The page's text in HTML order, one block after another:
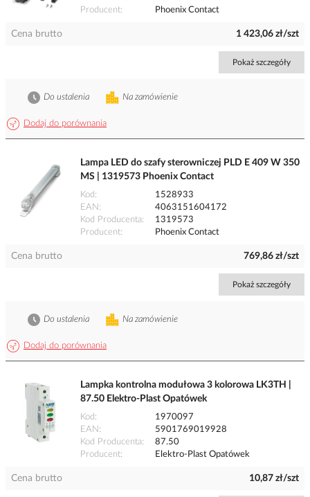
Producent
Phoenix Contact
Cena brutto 1 423,06 zł/szt
Pokaż szczegóły
Dodaj do porównania
Na zamówienie
Do ustalenia
Lampa LED do szafy sterowniczej PLD E 409 W 350
MS | 1319573 Phoenix Contact
Kod
1528933
EAN
4063151604172
Kod Producenta
1319573
Producent
Phoenix Contact
Cena brutto 769,86 zł/szt
Pokaż szczegóły
Dodaj do porównania
Na zamówienie
Do ustalenia
Lampka kontrolna modułowa 3 kolorowa LK3TH |
87.50 Elektro-Plast Opatówek
Kod
1970097
EAN
5901769019928
Kod Producenta
87.50
Producent
Elektro-Plast Opatówek
Cena brutto 10,87 zł/szt